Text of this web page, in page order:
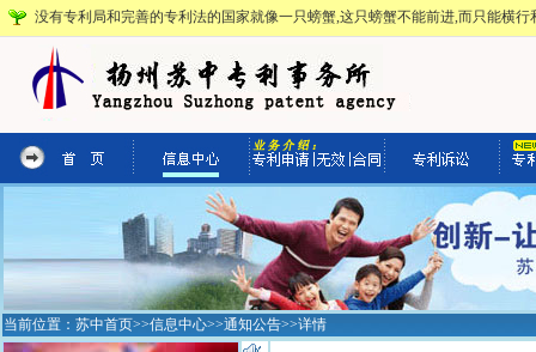
没有专利局和完善的专利法的国家就像一只螃蟹,这只螃蟹不能前进,而只能横
当前位置： 苏中首页>>信息中心>>通知公告>>详情